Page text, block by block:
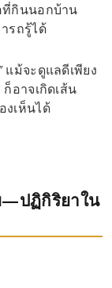
ที่กินนอกบ้าน
รถรู้ได้
ม้จะดูแลดีเพียง
อาจเกิดเส้น
งเห็นได้
—ปฏิกิริยาใน